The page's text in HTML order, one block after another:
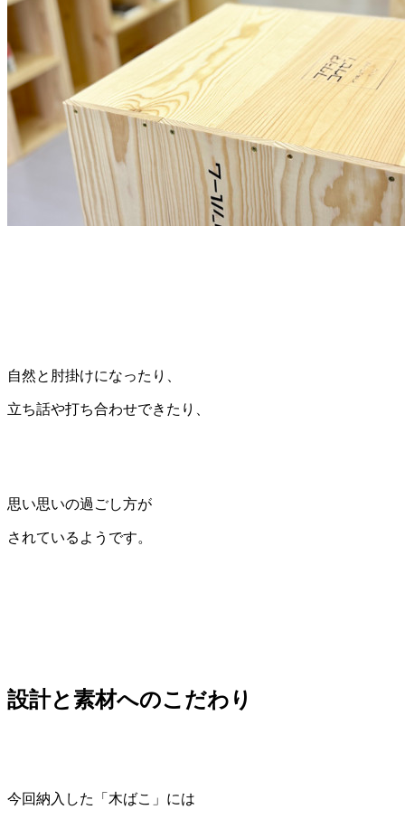
自然と肘掛けになったり、
立ち話や打ち合わせできたり、
思い思いの過ごし方が
されているようです。
設計と素材へのこだわり
今回納入した「木ばこ」には